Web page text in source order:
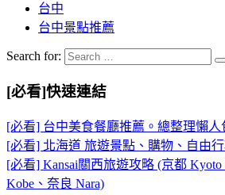
台中
台中景點推薦
Search for:
[必看]快速連結
[必看] 台中美食餐廳推薦。總整理懶人
[必看] 北海道 旅遊景點、購物、自由
[必看] Kansai關西旅遊攻略 (京都 Kyoto
Kobe、奈良 Nara)